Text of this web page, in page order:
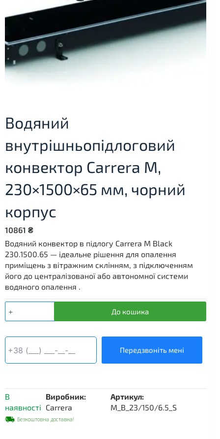
Водяний
внутрішньопідлоговий
конвектор Carrera M,
230×1500×65 мм, чорний
корпус
10861 ₴
Водяний конвектор в підлогу Carrera M Black
230.1500.65 — ідеальне рішення для опалення
приміщень з вітражним склінням, з підключенням
його до централізованої або автономної системи
водяного опалення .
Водяний
внутрішньопідлоговий
Carrera
M,
230×1500×65
корпус
кількість
До кошика
Передзвоніть мені
В
наявності
Виробник:
Carrera
Артикул:
M_B_23/150/6.5_S
Безкоштовна доставка!